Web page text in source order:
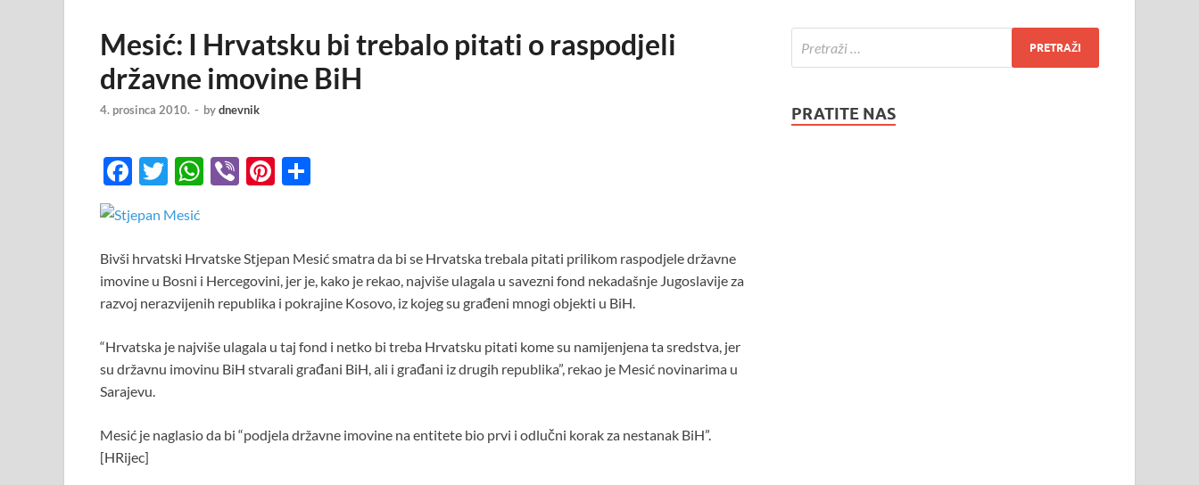
Mesić: I Hrvatsku bi trebalo pitati o raspodjeli
državne imovine BiH
4. prosinca 2010. - bydnevnik
F
e
b
o
o
k
T
itt
er
W
s
A
p
p
Vi Pi
es
t
e
Bivši hrvatski Hrvatske Stjepan Mesić smatra da bi se Hrvatska trebala pitati prilikom raspodjele državne
imovine u Bosni i Hercegovini, jer je, kako je rekao, najviše ulagala u savezni fond nekadašnje Jugoslavije za
razvoj nerazvijenih republika i pokrajine Kosovo, iz kojeg su građeni mnogi objekti u BiH.
“Hrvatska je najviše ulagala u taj fond i netko bi treba Hrvatsku pitati kome su namijenjena ta sredstva, jer
su državnu imovinu BiH stvarali građani BiH, ali i građani iz drugih republika”, rekao je Mesić novinarima u
Sarajevu.
Mesić je naglasio da bi “podjela državne imovine na entitete bio prvi i odlučni korak za nestanak BiH”.
[HRijec]
PRATITE NAS